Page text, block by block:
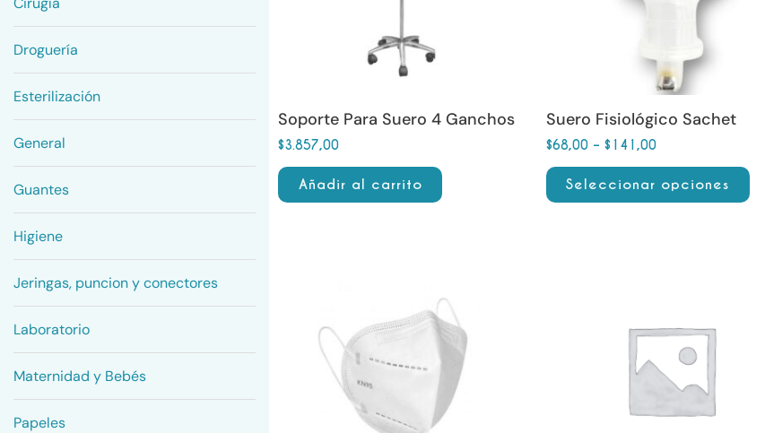
Droguería
Esterilización
General
Guantes
Higiene
Jeringas, puncion y conectores
Laboratorio
Maternidad y Bebés
Papeles
Soporte Para Suero 4 Ganchos
$3.857,00
Añadir al carrito
Suero Fisiológico Sachet
$68,00 – $ 141,00
Seleccionar opciones
en
la
página
de